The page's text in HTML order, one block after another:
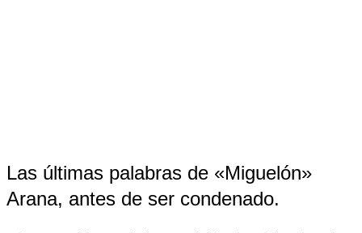
Las últimas palabras de «Miguelón»
Arana, antes de ser condenado.